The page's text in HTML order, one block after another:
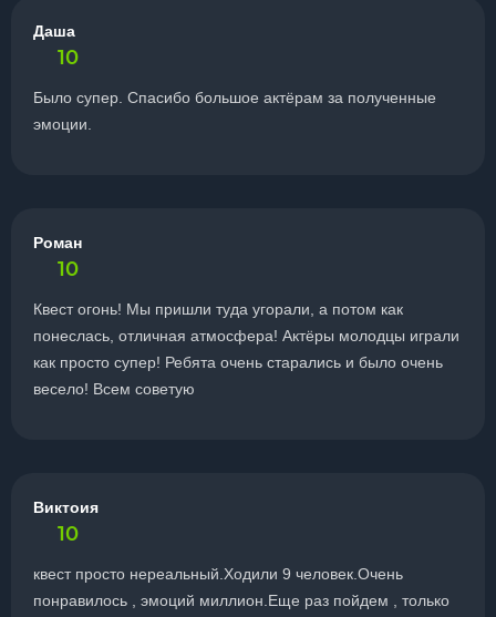
Даша
10
Было супер. Спасибо большое актёрам за полученные
эмоции.
Роман
10
Квест огонь! Мы пришли туда угорали, а потом как
понеслась, отличная атмосфера! Актёры молодцы играли
как просто супер! Ребята очень старались и было очень
весело! Всем советую
Виктоия
10
квест просто нереальный.Ходили 9 человек.Очень
понравилось , эмоций миллион.Еще раз пойдем , только